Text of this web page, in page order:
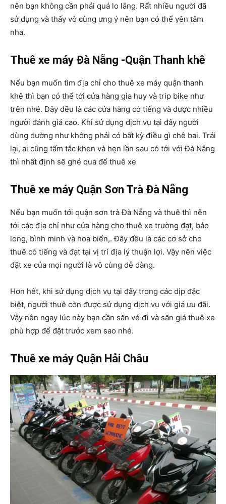
nên bạn không cần phải quá lo lắng. Rất nhiều người đã
sử dụng và thấy vô cùng ưng ý nên bạn có thể yên tâm
nha.
Thuê xe máy Đà Nẵng -Quận Thanh khê
Nếu bạn muốn tìm địa chỉ cho thuê xe máy quận thanh
khê thì bạn có thể tới cửa hàng gia huy và trip bike như
trên nhé. Đây đều là các cửa hàng có tiếng và được nhiều
người đánh giá cao. Khi sử dụng dịch vụ tại đây người
dùng dường như không phải có bất kỳ điều gì chê bai. Trái
lại, ai cũng tấm tắc khen và hẹn lần sau có tới với Đà Nẵng
thì nhất định sẽ ghé qua để thuê xe
Thuê xe máy Quận Sơn Trà Đà Nẵng
Nếu bạn muốn tới quận sơn trà Đà Nẵng và thuê thì nên
tới các địa chỉ như cửa hàng cho thuê xe trường đạt, bảo
long, bình minh và hoa biển,. Đây đều là các cơ sở cho
thuê có tiếng và đạt tại vị trí địa lý thuận lợi. Vậy nên việc
đặt xe của mọi người là vô cùng dễ dàng.
Hơn hết, khi sử dụng dịch vụ tại đây trong các dịp đặc
biệt, người thuê còn được sử dụng dịch vụ với giá ưu đãi.
Vậy nên ngay lúc này bạn cần săn vé đi và săn giá thuê xe
phù hợp để đặt trước xem sao nhé.
Thuê xe máy Quận Hải Châu